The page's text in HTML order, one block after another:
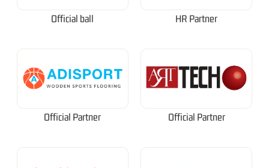
Official ball HR Partner
Official Partner Official Partner